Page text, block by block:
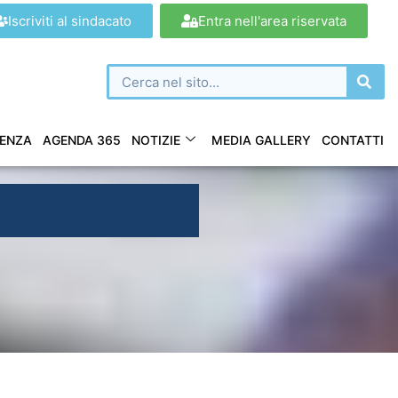
Iscriviti al sindacato Entra nell'area riservata
AGENDA 365 NOTIZIE MEDIA GALLERY CONTATTI